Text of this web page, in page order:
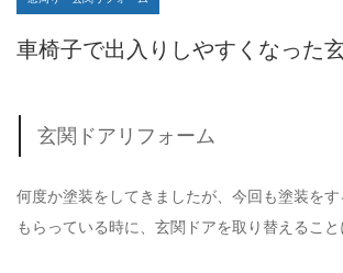
車椅子で出入りしやすくなった
玄関ドアリフォーム
何度か塗装をしてきましたが、今回も塗装を
もらっている時に、玄関ドアを取り替えること